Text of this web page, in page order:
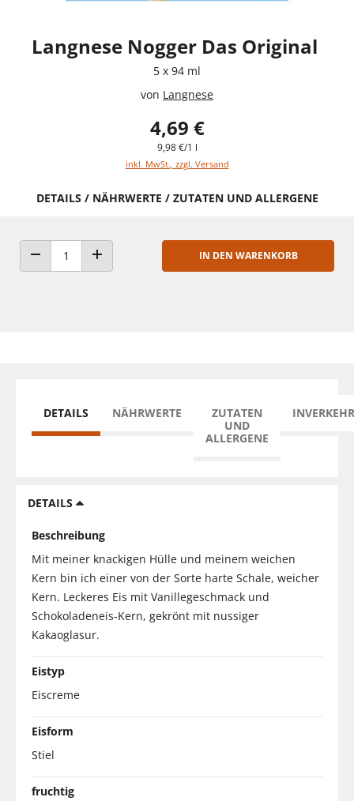
Langnese Nogger Das Original
5 x 94 ml
von Langnese
4,69 €
9,98 €/1 l
inkl. MwSt., zzgl. Versand
DETAILS / NÄHRWERTE / ZUTATEN UND ALLERGENE
ANZAHL VERRINGERNANZAHL ERHÖHEN
IN DEN WARENKORB
DETAILS NÄHRWERTE
ZUTATEN
UND
ALLERGENE
DETAILS
Beschreibung
Mit meiner knackigen Hülle und meinem weichen
Kern bin ich einer von der Sorte harte Schale, weicher
Kern. Leckeres Eis mit Vanillegeschmack und
Schokoladeneis-Kern, gekrönt mit nussiger
Kakaoglasur.
Eistyp
Eiscreme
Eisform
Stiel
fruchtig